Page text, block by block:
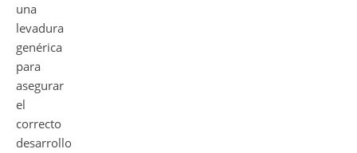
una
levadura
genérica
para
asegurar
el
correcto
desarrollo